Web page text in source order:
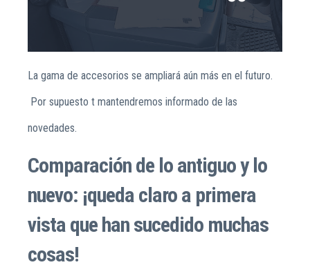
La gama de accesorios se ampliará aún más en el futuro.
Por supuesto t mantendremos informado de las
novedades.
Comparación de lo antiguo y lo
nuevo: ¡queda claro a primera
vista que han sucedido muchas
cosas!